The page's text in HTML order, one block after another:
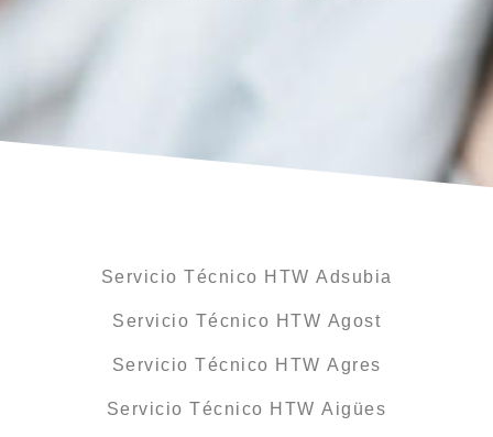
Servicio Técnico HTW Adsubia
Servicio Técnico HTW Agost
Servicio Técnico HTW Agres
Servicio Técnico HTW Aigües